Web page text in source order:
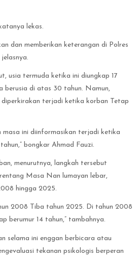
lekas.
dan memberikan keterangan di Polres
usia termuda ketika ini diungkap 17
berusia di atas 30 tahun. Namun,
terjadi ketika korban Tetap
ini diinformasikan terjadi ketika
bongkar Ahmad Fauzi.
menurutnya, langkah tersebut
Masa Nan lumayan lebar,
hingga 2025.
2008 Tiba tahun 2025. Di tahun 2008
berumur 14 tahun,” tambahnya.
selama ini enggan berbicara atau
tekanan psikologis berperan